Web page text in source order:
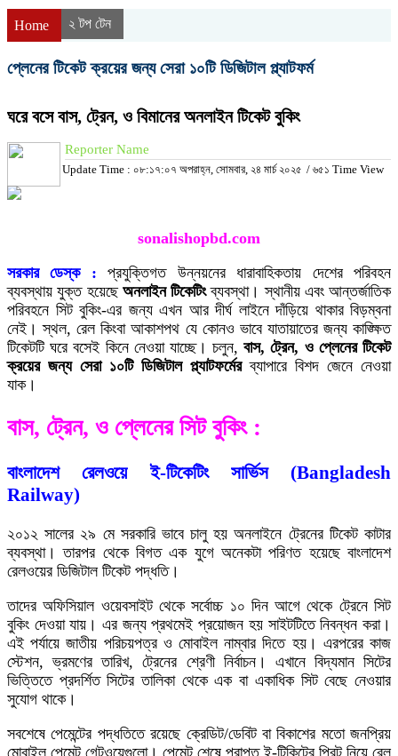
Home ২ টপ টেন
প্লেনের টিকেট ক্রয়ের জন্য সেরা ১০টি ডিজিটাল প্ল্যাটফর্ম
ঘরে বসে বাস, ট্রেন, ও বিমানের অনলাইন টিকেট বুকিং
Reporter Name
Update Time : ০৮:১৭:০৭ অপরাহ্ন, সোমবার, ২৪ মার্চ ২০২৫ / ৬৫১ Time View
sonalishopbd.com
সরকার ডেস্ক :প্রযুক্তিগত উন্নয়নের ধারাবাহিকতায় দেশের পরিবহন
ব্যবস্থায় যুক্ত হয়েছে অনলাইন টিকেটিংব্যবস্থা। স্থানীয় এবং আন্তর্জাতিক
পরিবহনে সিট বুকিং-এর জন্য এখন আর দীর্ঘ লাইনে দাঁড়িয়ে থাকার বিড়ম্বনা
নেই। স্থল, রেল কিংবা আকাশপথ যে কোনও ভাবে যাতায়াতের জন্য কাঙ্ক্ষিত
টিকেটটি ঘরে বসেই কিনে নেওয়া যাচ্ছে। চলুন,বাস, ট্রেন, ও প্লেনের টিকেট
ক্রয়ের জন্য সেরা ১০টি ডিজিটাল প্ল্যাটফর্মেরব্যাপারে বিশদ জেনে নেওয়া
যাক।
বাস, ট্রেন, ও প্লেনের সিট বুকিং :
বাংলাদেশ রেলওয়ে ই-টিকেটিং সার্ভিস (Bangladesh
Railway)
২০১২ সালের ২৯ মে সরকারি ভাবে চালু হয় অনলাইনে ট্রেনের টিকেট কাটার
ব্যবস্থা। তারপর থেকে বিগত এক যুগে অনেকটা পরিণত হয়েছে বাংলাদেশ
রেলওয়ের ডিজিটাল টিকেট পদ্ধতি।
তাদের অফিসিয়াল ওয়েবসাইট থেকে সর্বোচ্চ ১০ দিন আগে থেকে ট্রেনে সিট
বুকিং দেওয়া যায়। এর জন্য প্রথমেই প্রয়োজন হয় সাইটটিতে নিবন্ধন করা।
এই পর্যায়ে জাতীয় পরিচয়পত্র ও মোবাইল নাম্বার দিতে হয়। এরপরের কাজ
স্টেশন, ভ্রমণের তারিখ, ট্রেনের শ্রেণী নির্বাচন। এখানে বিদ্যমান সিটের
ভিত্তিতে প্রদর্শিত সিটের তালিকা থেকে এক বা একাধিক সিট বেছে নেওয়ার
সুযোগ থাকে।
সবশেষে পেমেন্টের পদ্ধতিতে রয়েছে ক্রেডিট/ডেবিট বা বিকাশের মতো জনপ্রিয়
মোবাইল পেমেন্ট গেটওয়েগুলো। পেমেন্ট শেষে প্রাপ্ত ই-টিকিটের প্রিন্ট নিয়ে রেল